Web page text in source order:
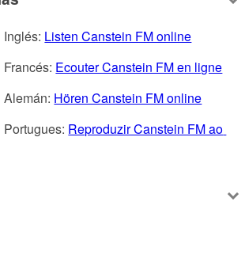
Listen Canstein FM online
Ecouter Canstein FM en ligne
Alemán: Hören Canstein FM online
Reproduzir Canstein FM ao